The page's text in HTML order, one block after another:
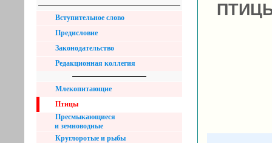
Вступительное слово
Предисловие
Законодательство
Редакционная коллегия
Млекопитающие
Птицы
Пресмыкающиеся
и земноводные
Круглоротые и рыбы